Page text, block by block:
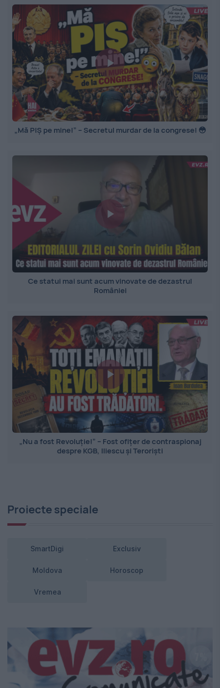
„Mă PIȘ pe mine!” – Secretul murdar de la congrese! 😳
Ce statui mai sunt acum vinovate de dezastrul
României
„Nu a fost Revoluție!” – Fost ofițer de contraspionaj
despre KGB, Iliescu și Teroriști
Proiecte speciale
SmartDigi Exclusiv
Moldova Horoscop
Vremea